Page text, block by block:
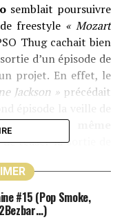
semblait poursuivre
freestyle « Mozart
Thug cachait bien
d’un épisode de
projet. En effet, le
Jackson » précédait
doncle même
teaser la sortie de
normale, puis
lendemain par un
que l’
épisode 2
#15 (Pop Smoke,